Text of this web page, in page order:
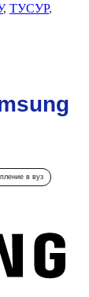
, ТУСУР,
в вуз